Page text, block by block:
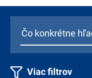
Viac filtrov